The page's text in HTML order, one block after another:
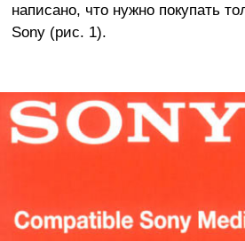
написано, что нужно покупать
Sony (рис. 1).